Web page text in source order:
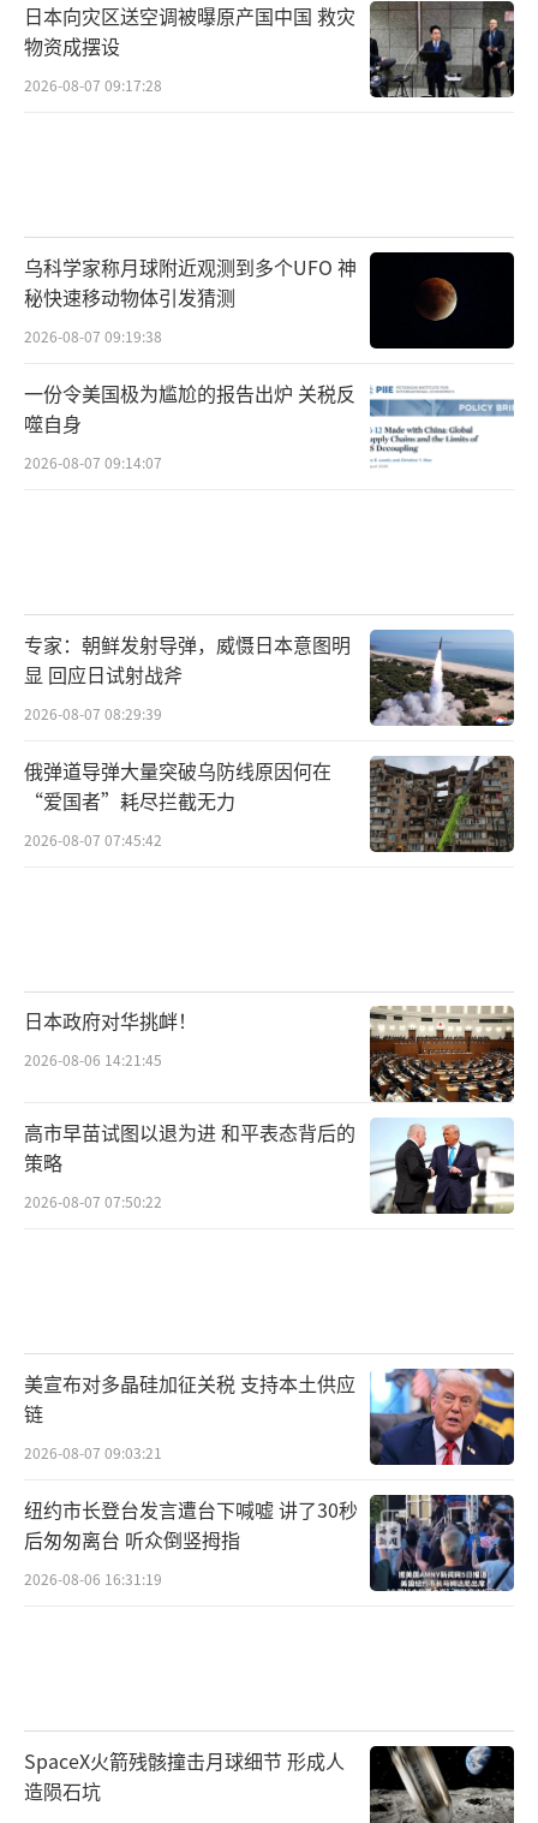
日本向灾区送空调被曝原产国中国 救灾
物资成摆设
2026-08-07 09:17:28
乌科学家称月球附近观测到多个UFO 神
秘快速移动物体引发猜测
2026-08-07 09:19:38
一份令美国极为尴尬的报告出炉 关税反
噬自身
2026-08-07 09:14:07
专家：朝鲜发射导弹，威慑日本意图明
显 回应日试射战斧
2026-08-07 08:29:39
俄弹道导弹大量突破乌防线原因何在
“爱国者”耗尽拦截无力
2026-08-07 07:45:42
日本政府对华挑衅！
2026-08-06 14:21:45
高市早苗试图以退为进 和平表态背后的
策略
2026-08-07 07:50:22
美宣布对多晶硅加征关税 支持本土供应
链
2026-08-07 09:03:21
纽约市长登台发言遭台下喊嘘 讲了30秒
后匆匆离台 听众倒竖拇指
2026-08-06 16:31:19
SpaceX火箭残骸撞击月球细节 形成人
造陨石坑